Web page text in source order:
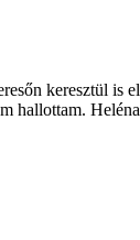
keresztül is
hallottam.